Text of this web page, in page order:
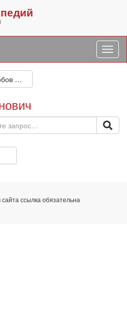
Лобов Олег Иванович
ссылка обязательна